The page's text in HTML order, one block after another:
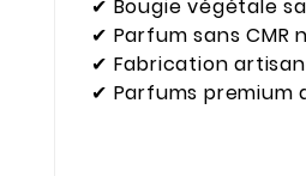
✔ Bougie végétale
✔ Parfum sans CMR
✔ Fabrication
✔ Parfums premium